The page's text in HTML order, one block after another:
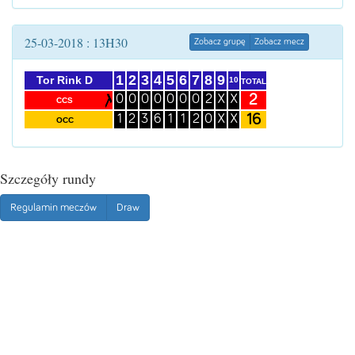
25-03-2018 : 13H30 Zobacz grupę Zobacz mecz
Tor Rink D
CCS
OCC
1
0
1
2
0
2
3
0
3
4
0
6
5
0
1
6
0
1
7
0
2
8
2
0
9
X
X
10
X
X
TOTAL
2
16
Szczegóły rundy
Regulamin meczów Draw